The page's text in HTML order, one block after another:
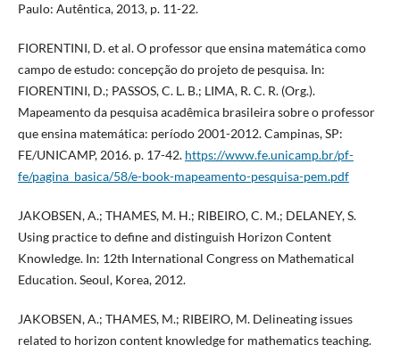
Paulo: Autêntica, 2013, p. 11-22.
FIORENTINI, D. et al. O professor que ensina matemática como
campo de estudo: concepção do projeto de pesquisa. In:
FIORENTINI, D.; PASSOS, C. L. B.; LIMA, R. C. R. (Org.).
Mapeamento da pesquisa acadêmica brasileira sobre o professor
que ensina matemática: período 2001-2012. Campinas, SP:
FE/UNICAMP, 2016. p. 17-42. https://www.fe.unicamp.br/pf-
fe/pagina_basica/58/e-book-mapeamento-pesquisa-pem.pdf
JAKOBSEN, A.; THAMES, M. H.; RIBEIRO, C. M.; DELANEY, S.
Using practice to define and distinguish Horizon Content
Knowledge. In: 12th International Congress on Mathematical
Education. Seoul, Korea, 2012.
JAKOBSEN, A.; THAMES, M.; RIBEIRO, M. Delineating issues
related to horizon content knowledge for mathematics teaching.